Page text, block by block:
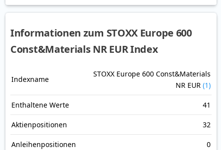
Informationen zum STOXX Europe 600
Const&Materials NR EUR Index
Indexname
STOXX Europe 600 Const&Materials
NR EUR (1)
Enthaltene Werte 41
Aktienpositionen 32
Anleihenpositionen 0